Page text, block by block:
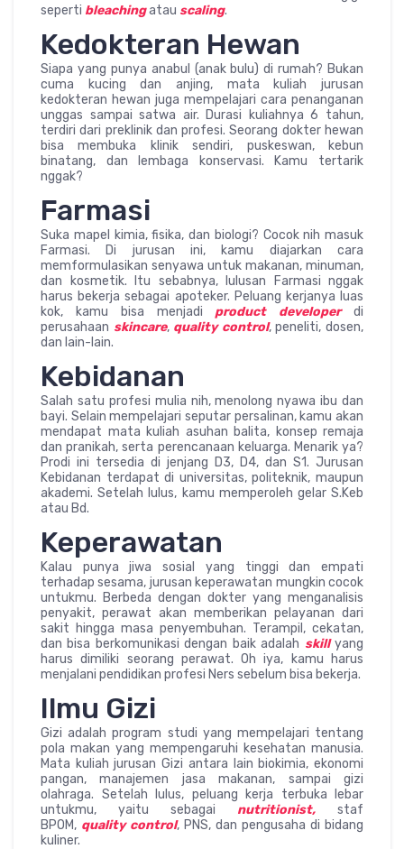
seperti bleachingatau scaling.
Kedokteran Hewan
Siapa yang punya anabul (anak bulu) di rumah? Bukan
cuma kucing dan anjing, mata kuliah jurusan
kedokteran hewan juga mempelajari cara penanganan
unggas sampai satwa air. Durasi kuliahnya 6 tahun,
terdiri dari preklinik dan profesi. Seorang dokter hewan
bisa membuka klinik sendiri, puskeswan, kebun
binatang, dan lembaga konservasi. Kamu tertarik
nggak?
Farmasi
Suka mapel kimia, fisika, dan biologi? Cocok nih masuk
Farmasi. Di jurusan ini, kamu diajarkan cara
memformulasikan senyawa untuk makanan, minuman,
dan kosmetik. Itu sebabnya, lulusan Farmasi nggak
harus bekerja sebagai apoteker. Peluang kerjanya luas
kok, kamu bisa menjadi product developerdi
perusahaan skincare, quality control, peneliti, dosen,
dan lain-lain.
Kebidanan
Salah satu profesi mulia nih, menolong nyawa ibu dan
bayi. Selain mempelajari seputar persalinan, kamu akan
mendapat mata kuliah asuhan balita, konsep remaja
dan pranikah, serta perencanaan keluarga. Menarik ya?
Prodi ini tersedia di jenjang D3, D4, dan S1. Jurusan
Kebidanan terdapat di universitas, politeknik, maupun
akademi. Setelah lulus, kamu memperoleh gelar S.Keb
atau Bd.
Keperawatan
Kalau punya jiwa sosial yang tinggi dan empati
terhadap sesama, jurusan keperawatan mungkin cocok
untukmu. Berbeda dengan dokter yang menganalisis
penyakit, perawat akan memberikan pelayanan dari
sakit hingga masa penyembuhan. Terampil, cekatan,
dan bisa berkomunikasi dengan baik adalah skillyang
harus dimiliki seorang perawat. Oh iya, kamu harus
menjalani pendidikan profesi Ners sebelum bisa bekerja.
Ilmu Gizi
Gizi adalah program studi yang mempelajari tentang
pola makan yang mempengaruhi kesehatan manusia.
Mata kuliah jurusan Gizi antara lain biokimia, ekonomi
pangan, manajemen jasa makanan, sampai gizi
olahraga. Setelah lulus, peluang kerja terbuka lebar
untukmu, yaitu sebagai nutritionist, staf
BPOM, quality control, PNS, dan pengusaha di bidang
kuliner.